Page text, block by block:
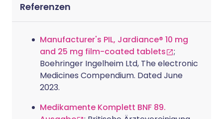
Referenzen
Manufacturer's PIL, Jardiance® 10 mg
and 25 mg film-coated tablets
;
Boehringer Ingelheim Ltd, The electronic
Medicines Compendium. Dated June
2023.
Medikamente Komplett BNF 89.